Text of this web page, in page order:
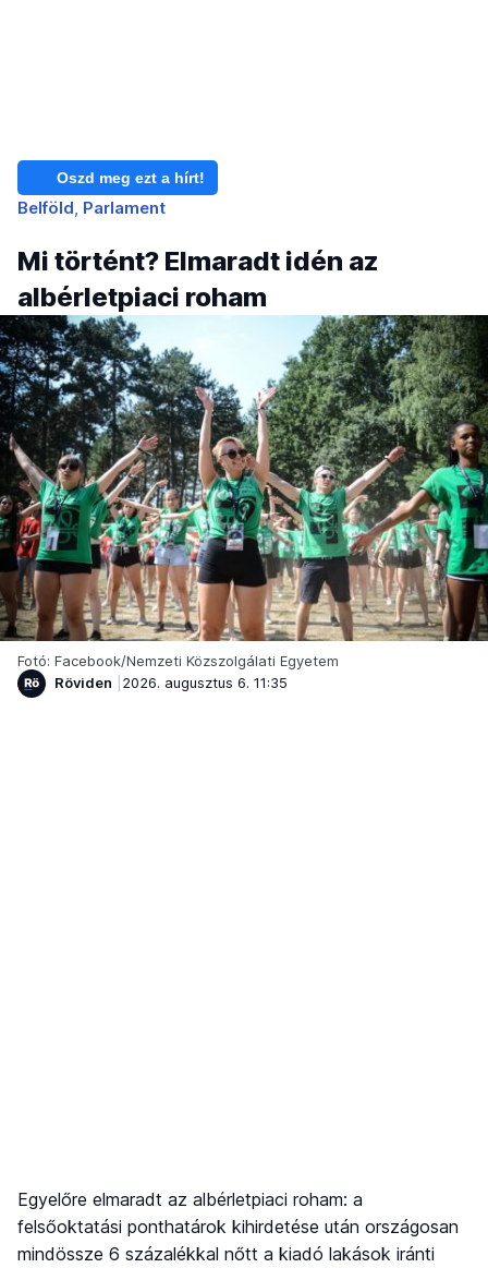
Oszd meg ezt a hírt!
Belföld Parlament
Mi történt? Elmaradt idén az
albérletpiaci roham
Fotó: Facebook/Nemzeti Közszolgálati Egyetem
Röviden
2026. augusztus 6. 11:35
Egyelőre elmaradt az albérletpiaci roham: a
felsőoktatási ponthatárok kihirdetése után országosan
mindössze 6 százalékkal nőtt a kiadó lakások iránti